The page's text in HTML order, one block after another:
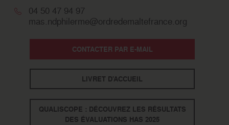
04 50 47 94 97
mas.ndphilerme@ordredemaltefrance.org
CONTACTER PAR E-MAIL
LIVRET D'ACCUEIL
QUALISCOPE : DÉCOUVREZ LES RÉSULTATS
DES ÉVALUATIONS HAS 2025